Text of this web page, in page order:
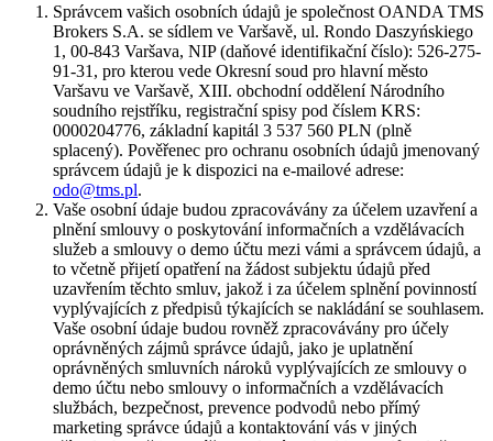
Správcem vašich osobních údajů je společnost OANDA TMS
Brokers S.A. se sídlem ve Varšavě, ul. Rondo Daszyńskiego
1, 00-843 Varšava, NIP (daňové identifikační číslo): 526-275-
91-31, pro kterou vede Okresní soud pro hlavní město
Varšavu ve Varšavě, XIII. obchodní oddělení Národního
soudního rejstříku, registrační spisy pod číslem KRS:
0000204776, základní kapitál 3 537 560 PLN (plně
splacený). Pověřenec pro ochranu osobních údajů jmenovaný
správcem údajů je k dispozici na e-mailové adrese:
odo@tms.pl.
Vaše osobní údaje budou zpracovávány za účelem uzavření a
plnění smlouvy o poskytování informačních a vzdělávacích
služeb a smlouvy o demo účtu mezi vámi a správcem údajů, a
to včetně přijetí opatření na žádost subjektu údajů před
uzavřením těchto smluv, jakož i za účelem splnění povinností
vyplývajících z předpisů týkajících se nakládání se souhlasem.
Vaše osobní údaje budou rovněž zpracovávány pro účely
oprávněných zájmů správce údajů, jako je uplatnění
oprávněných smluvních nároků vyplývajících ze smlouvy o
demo účtu nebo smlouvy o informačních a vzdělávacích
službách, bezpečnost, prevence podvodů nebo přímý
marketing správce údajů a kontaktování vás v jiných